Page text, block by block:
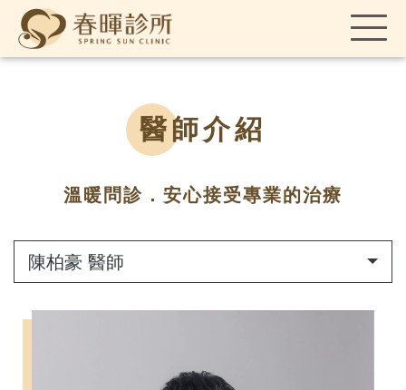
醫師介紹
溫暖問診．安心接受專業的治療
陳柏豪 醫師